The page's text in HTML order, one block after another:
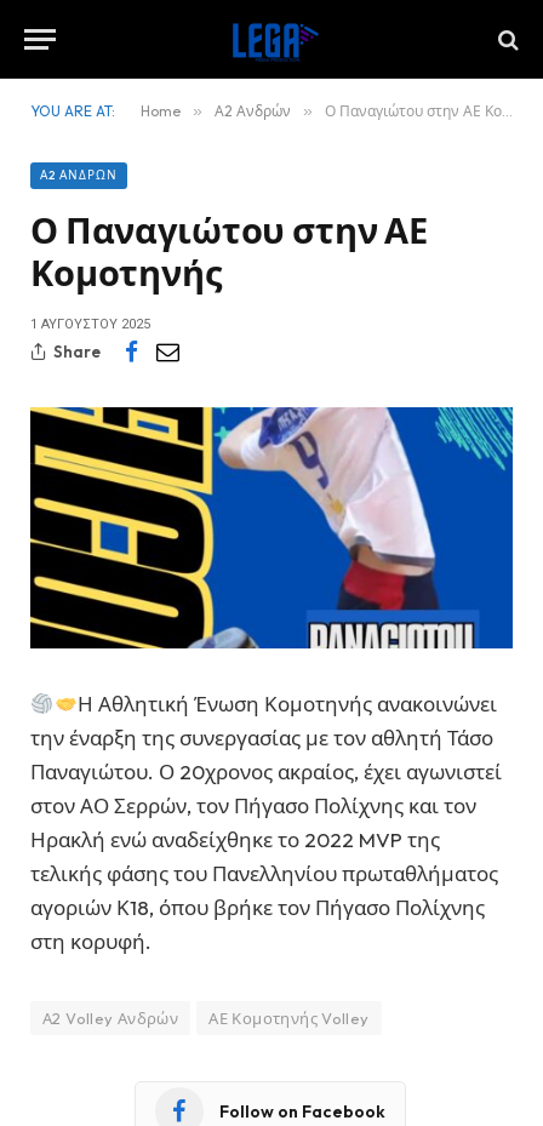
YOU ARE AT: Home » Α2 Ανδρών » Ο Παναγιώτου στην ΑΕ Κομοτηνής
Α2 ΑΝΔΡΏΝ
Ο Παναγιώτου στην ΑΕ
Κομοτηνής
1 ΑΥΓΟΎΣΤΟΥ 2025
Share
Η Αθλητική Ένωση Κομοτηνής ανακοινώνει
την έναρξη της συνεργασίας με τον αθλητή Τάσο
Παναγιώτου. Ο 20χρονος ακραίος, έχει αγωνιστεί
στον ΑΟ Σερρών, τον Πήγασο Πολίχνης και τον
Ηρακλή ενώ αναδείχθηκε το 2022 MVP της
τελικής φάσης του Πανελληνίου πρωταθλήματος
αγοριών Κ18, όπου βρήκε τον Πήγασο Πολίχνης
στη κορυφή.
Α2 Volley Ανδρών ΑΕ Κομοτηνής Volley
Follow on Facebook